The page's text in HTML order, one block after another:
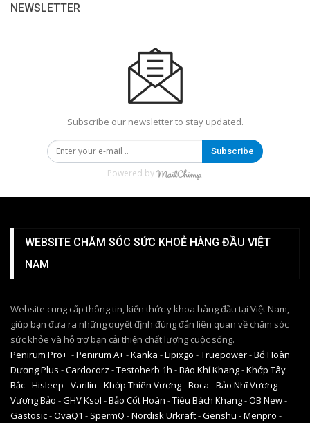
NEWSLETTER
Subscribe our newsletter to stay updated.
Subscribe
Powered by
WEBSITE CHĂM SÓC SỨC KHOẺ HÀNG ĐẦU VIỆT
NAM
Website cung cấp thông tin, kiến thức y khoa hàng đầu tại Việt Nam,
giúp bạn đưa ra những quyết định đúng đắn liên quan về chăm sóc
sức khỏe và hỗ trợ bạn cải thiện chất lượng cuộc sống.
Penirum Pro+ -Penirum A+-Kanka -Lipixgo -Truepower-Bổ Hoàn
Dương Plus -Cardocorz -Testoherb 1h -Bảo Khí Khang-Khớp Tây
Bắc-Hisleep -Varilin -Khớp Thiên Vương-Boca -Bảo Nhĩ Vương-
Vương Bảo -GHV Ksol -Bảo Cốt Hoàn -Tiêu Bách Khang-OB New-
Gastosic-OvaQ1 - SpermQ -Nordisk Urkraft-Genshu -Menpro -